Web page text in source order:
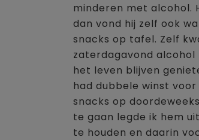
minderen met alcohol.
dan vond hij zelf ook
snacks op tafel. Zelf
zaterdagavond alcohol
het leven blijven
had dubbele winst
snacks op
te gaan legde ik hem
te houden en daarin